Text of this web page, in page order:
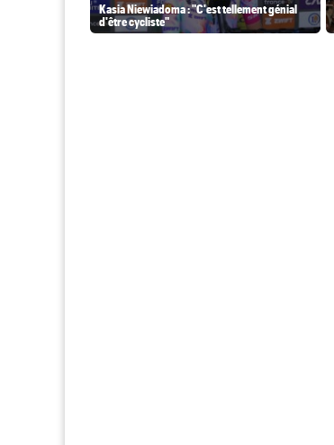
Kasia Niewiadoma : "C'est tellement génial
d'être cycliste"